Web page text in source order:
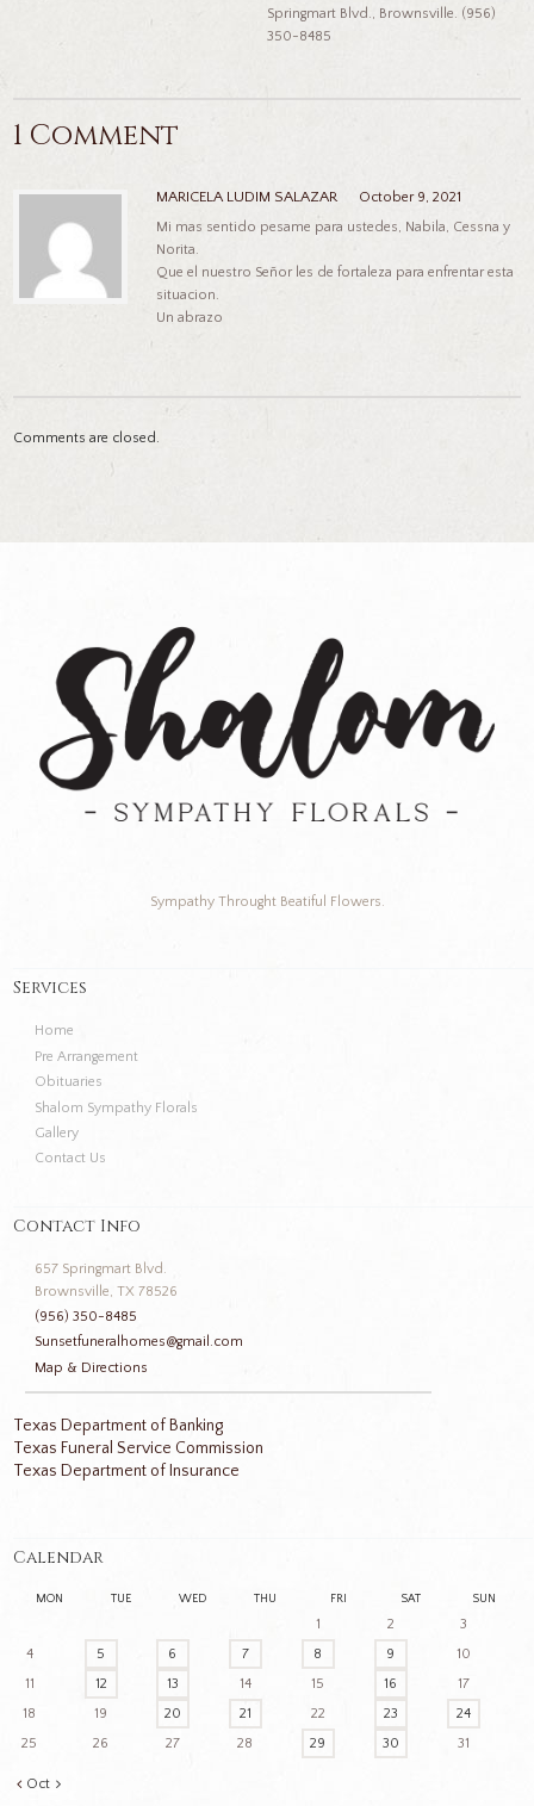
Springmart Blvd., Brownsville. (956)
350-8485
1 Comment
MARICELA LUDIM SALAZAR
October 9, 2021
Mi mas sentido pesame para ustedes, Nabila, Cessna y
Norita.
Que el nuestro Señor les de fortaleza para enfrentar esta
situacion.
Un abrazo
Comments are closed.
Sympathy Throught Beatiful Flowers.
Services
Home
Pre Arrangement
Obituaries
Shalom Sympathy Florals
Gallery
Contact Us
Contact Info
657 Springmart Blvd.
Brownsville, TX 78526
(956) 350-8485
Sunsetfuneralhomes@gmail.com
Map & Directions
Texas Department of Banking
Texas Funeral Service Commission
Texas Department of Insurance
Calendar
MON TUE WED THU FRI SAT SUN
1 2
3
4
5 6 7 8 9
10
11
12 13 14 15 16
17
18
19 20 21 22 23
24
25
26 27 28 29 30 31
Oct